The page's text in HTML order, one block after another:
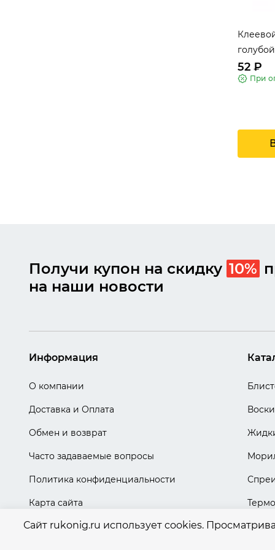
mm
52 ₽
При
Получи купон на скидку 10%
на наши новости
Информация
О компании
Доставка и Оплата
Обмен и возврат
Часто задаваемые вопросы
Политика конфиденциальности
Карта сайта
Воски
Сайт rukonig.ru использует cookies.